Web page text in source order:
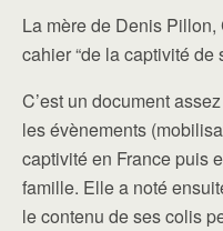
La mère de Denis
cahier “de la captivité de
C’est un document
les évènements
captivité en France puis
famille. Elle a noté
le contenu de ses colis